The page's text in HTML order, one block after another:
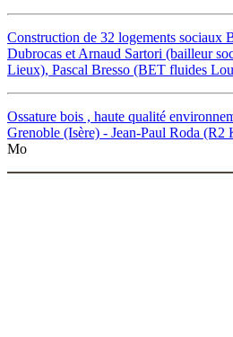
Construction de 32 logements sociaux
Dubrocas et Arnaud Sartori (bailleur
Lieux), Pascal Bresso (BET fluides
Ossature bois , haute qualité
Grenoble (Isère) - Jean-Paul Roda
Mo